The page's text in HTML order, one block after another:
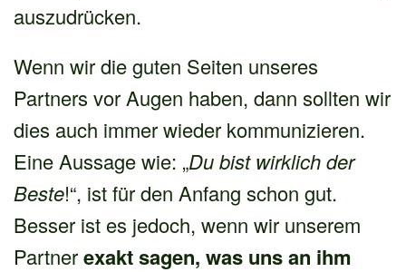
auszudrücken.
Wenn wir die guten Seiten unseres
Partners vor Augen haben, dann sollten wir
dies auch immer wieder kommunizieren.
Eine Aussage wie: „Du bist wirklich der
Beste!“, ist für den Anfang schon gut.
Besser ist es jedoch, wenn wir unserem
Partnerexakt sagen, was uns an ihm